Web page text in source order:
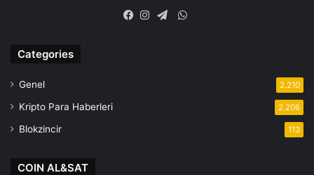
WhatsApp
Categories
Genel 2.210
Kripto Para Haberleri 2.206
Blokzincir 113
COIN AL&SAT